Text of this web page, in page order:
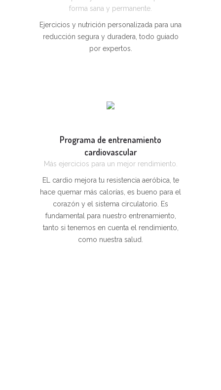
forma sana y permanente.
Ejercicios y nutrición personalizada para una
reducción segura y duradera, todo guiado
por expertos.
Programa de entrenamiento
cardiovascular
Más ejercicios para un mejor rendimiento.
EL cardio mejora tu resistencia aeróbica, te
hace quemar más calorías, es bueno para el
corazón y el sistema circulatorio. Es
fundamental para nuestro entrenamiento,
tanto si tenemos en cuenta el rendimiento,
como nuestra salud.